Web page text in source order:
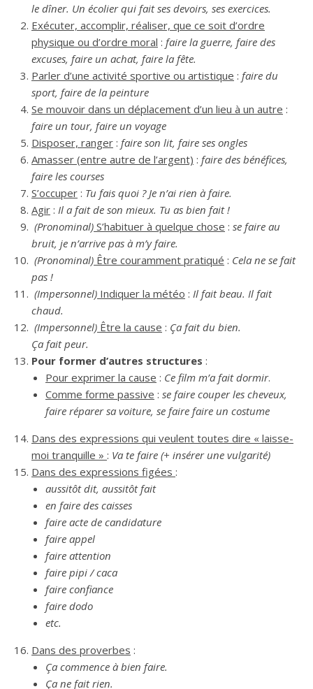
le dîner. Un écolier qui fait ses devoirs, ses exercices.
Exécuter, accomplir, réaliser, que ce soit d’ordre
physique ou d’ordre moral : faire la guerre, faire des
excuses, faire un achat, faire la fête.
Parler d’une activité sportive ou artistique : faire du
sport, faire de la peinture
Se mouvoir dans un déplacement d’un lieu à un autre :
faire un tour, faire un voyage
Disposer, ranger : faire son lit, faire ses ongles
Amasser (entre autre de l’argent) : faire des bénéfices,
faire les courses
S’occuper : Tu fais quoi ? Je n’ai rien à faire.
Agir : Il a fait de son mieux. Tu as bien fait !
(Pronominal) S’habituer à quelque chose : se faire au
bruit, je n’arrive pas à m’y faire.
(Pronominal) Être couramment pratiqué : Cela ne se fait
pas !
(Impersonnel) Indiquer la météo : Il fait beau. Il fait
chaud.
(Impersonnel) Être la cause : Ça fait du bien.
Ça fait peur.
Pour former d’autres structures :
Pour exprimer la cause : Ce film m’a fait dormir.
Comme forme passive : se faire couper les cheveux,
faire réparer sa voiture, se faire faire un costume
Dans des expressions qui veulent toutes dire « laisse-
moi tranquille » : Va te faire (+ insérer une vulgarité)
Dans des expressions figées :
aussitôt dit, aussitôt fait
en faire des caisses
faire acte de candidature
faire appel
faire attention
faire pipi / caca
faire confiance
faire dodo
etc.
Dans des proverbes :
Ça commence à bien faire.
Ça ne fait rien.